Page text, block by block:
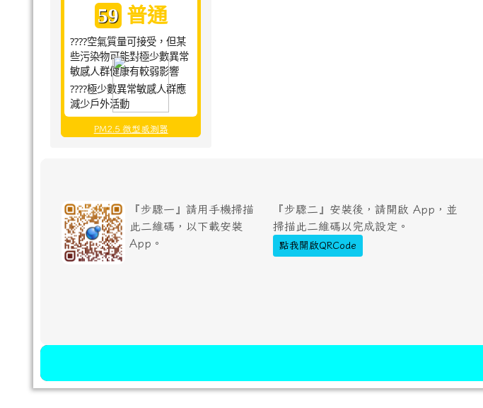
59 普通
????空氣質量可接受，但某
些污染物可能對極少數異常
敏感人群健康有較弱影響
????極少數異常敏感人群應
減少戶外活動
PM2.5 微型感測器
『步驟一』請用手機掃描
此二維碼，以下載安裝
App。
『步驟二』安裝後，請開啟 App，並
掃描此二維碼以完成設定。
點我開啟QRCode